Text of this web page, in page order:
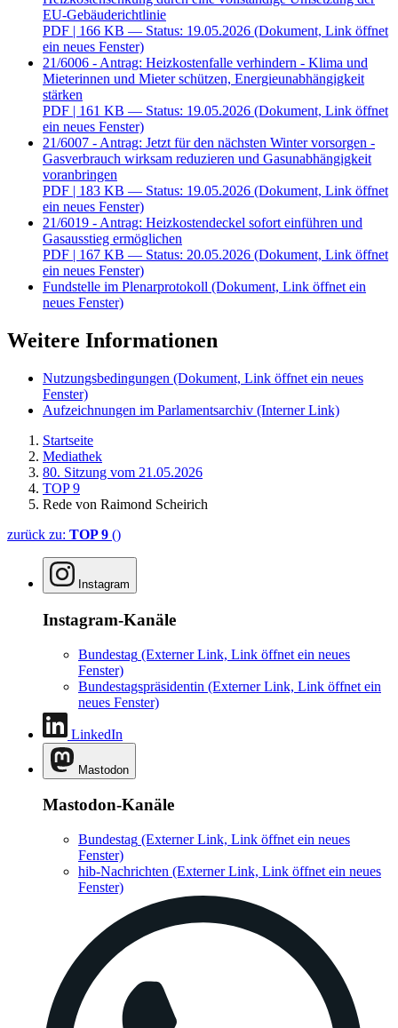
EU-Gebäuderichtlinie
PDF | 166 KB — Status: 19.05.2026 (Dokument, Link öffnet
ein neues Fenster)
21/6006 - Antrag: Heizkostenfalle verhindern - Klima und
Mieterinnen und Mieter schützen, Energieunabhängigkeit
stärken
PDF | 161 KB — Status: 19.05.2026 (Dokument, Link öffnet
ein neues Fenster)
21/6007 - Antrag: Jetzt für den nächsten Winter vorsorgen -
Gasverbrauch wirksam reduzieren und Gasunabhängigkeit
voranbringen
PDF | 183 KB — Status: 19.05.2026 (Dokument, Link öffnet
ein neues Fenster)
21/6019 - Antrag: Heizkostendeckel sofort einführen und
Gasausstieg ermöglichen
PDF | 167 KB — Status: 20.05.2026 (Dokument, Link öffnet
ein neues Fenster)
Fundstelle im Plenarprotokoll (Dokument, Link öffnet ein
neues Fenster)
Weitere Informationen
Nutzungsbedingungen (Dokument, Link öffnet ein neues
Fenster)
Aufzeichnungen im Parlamentsarchiv (Interner Link)
Startseite
Mediathek
80. Sitzung vom 21.05.2026
TOP 9
Rede von Raimond Scheirich
zurück zu: TOP 9 ()
Instagram
Instagram-Kanäle
Bundestag (Externer Link, Link öffnet ein neues
Fenster)
Bundestagspräsidentin (Externer Link, Link öffnet ein
neues Fenster)
LinkedIn
Mastodon
Mastodon-Kanäle
Bundestag (Externer Link, Link öffnet ein neues
Fenster)
hib-Nachrichten (Externer Link, Link öffnet ein neues
Fenster)